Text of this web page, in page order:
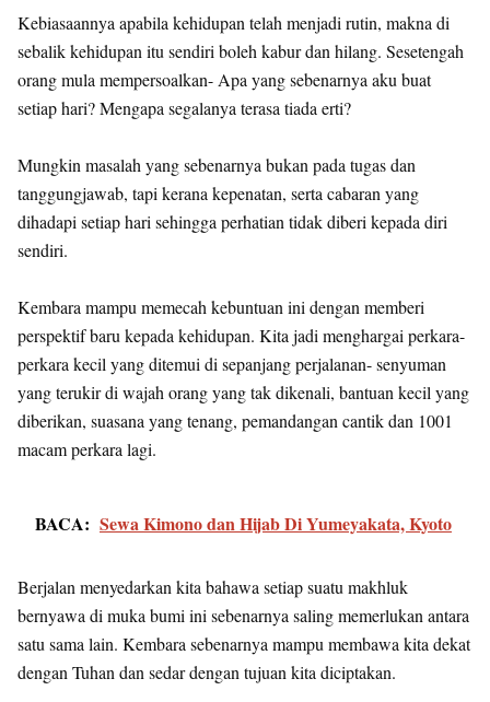
Kebiasaannya apabila kehidupan telah menjadi rutin, makna di
sebalik kehidupan itu sendiri boleh kabur dan hilang. Sesetengah
orang mula mempersoalkan- Apa yang sebenarnya aku buat
setiap hari? Mengapa segalanya terasa tiada erti?
Mungkin masalah yang sebenarnya bukan pada tugas dan
tanggungjawab, tapi kerana kepenatan, serta cabaran yang
dihadapi setiap hari sehingga perhatian tidak diberi kepada diri
sendiri.
Kembara mampu memecah kebuntuan ini dengan memberi
perspektif baru kepada kehidupan. Kita jadi menghargai perkara-
perkara kecil yang ditemui di sepanjang perjalanan- senyuman
yang terukir di wajah orang yang tak dikenali, bantuan kecil yang
diberikan, suasana yang tenang, pemandangan cantik dan 1001
macam perkara lagi.
BACA: Sewa Kimono dan Hijab Di Yumeyakata, Kyoto
Berjalan menyedarkan kita bahawa setiap suatu makhluk
bernyawa di muka bumi ini sebenarnya saling memerlukan antara
satu sama lain. Kembara sebenarnya mampu membawa kita dekat
dengan Tuhan dan sedar dengan tujuan kita diciptakan.